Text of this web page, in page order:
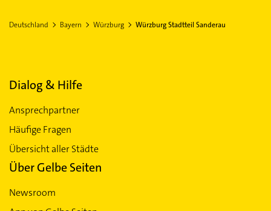
Deutschland Bayern Würzburg Würzburg Stadtteil Sanderau
Dialog & Hilfe
Ansprechpartner
Häufige Fragen
Übersicht aller Städte
Über Gelbe Seiten
Newsroom